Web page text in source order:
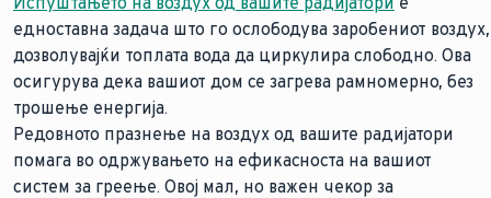
едноставна задача што го ослободува заробениот воздух,
дозволувајќи топлата вода да циркулира слободно. Ова
осигурува дека вашиот дом се загрева рамномерно, без
трошење енергија.
Редовното празнење на воздух од вашите радијатори
помага во одржувањето на ефикасноста на вашиот
систем за греење. Овој мал, но важен чекор за